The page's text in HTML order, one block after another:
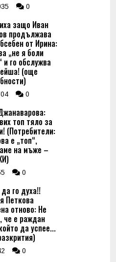
0
защо Иван
продължава
от Ирина:
„не я боли
и го обслужва
(още
0
топ тяло за
(Потребители:
е „топ“,
на мъже –
0
го духа!!
Петкова
отново: Не
че е раждан
да успее...
0